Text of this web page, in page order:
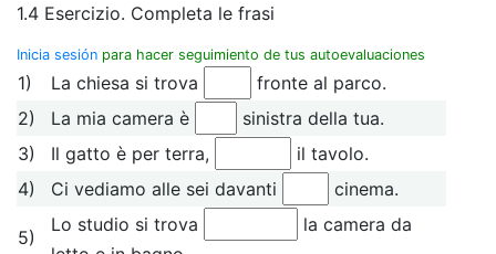
1.4 Esercizio. Completa le frasi
Inicia sesión para hacer seguimiento de tus autoevaluaciones
1) La chiesa si trova
fronte al parco.
2)
La mia camera è
sinistra della tua.
3)
Il gatto è per terra,
il tavolo.
4)
Ci vediamo alle sei davanti cinema.
5)
Lo studio si trova
la camera da